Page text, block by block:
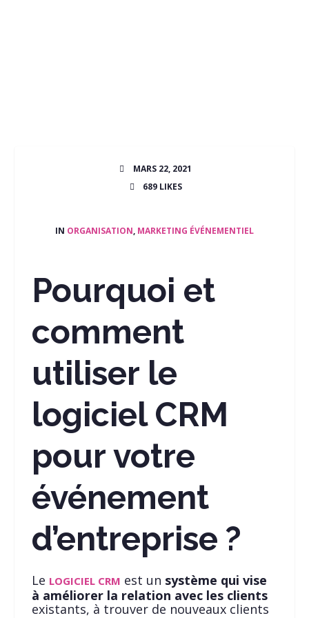
MARS 22, 2021
689 LIKES
IN ORGANISATION, MARKETING ÉVÉNEMENTIEL
Pourquoi et
comment
utiliser le
logiciel CRM
pour votre
événement
d’entreprise ?
Le LOGICIEL CRM est un système qui vise
à améliorer la relation avec les clients
existants, à trouver de nouveaux clients